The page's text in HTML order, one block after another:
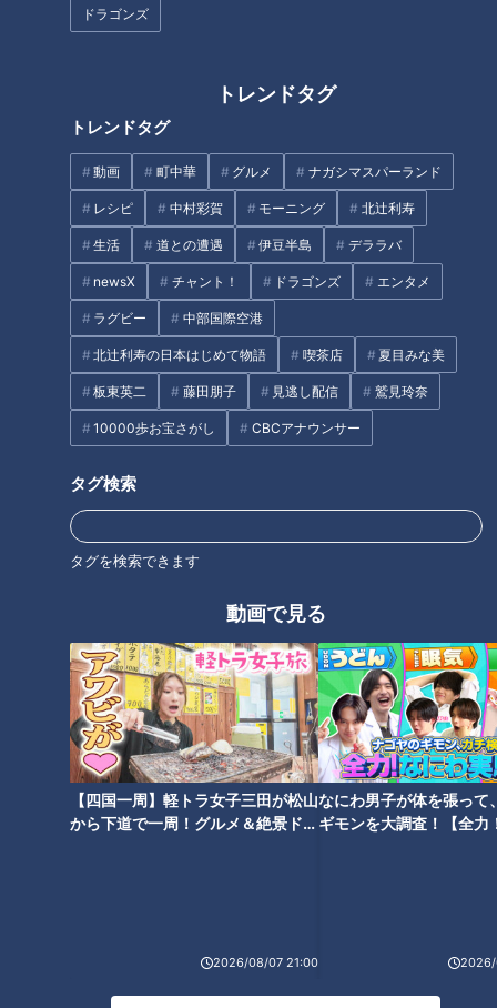
ドラゴンズ
トレンドタグ
トレンドタグ
動画 町中華 グルメ ナガシマスパーランド
レシピ 中村彩賀 モーニング 北辻利寿
生活 道との遭遇 伊豆半島 デララバ
newsX チャント！ ドラゴンズ エンタメ
ラグビー 中部国際空港
北辻利寿の日本はじめて物語 喫茶店 夏目みな美
板東英二 藤田朋子 見逃し配信 鷲見玲奈
10000歩お宝さがし CBCアナウンサー
タグ検索
タグを検索できます
動画で見る
【四国一周】軽トラ女子三田が松山
から下道で一周！グルメ＆絶景ドラ
2026/08/07 21:00
なにわ男子が体を張って
ギモンを大調査！【全力
2026/
した瞬間。 #若狭アナ #ドラフ
のうまいもの」は？ #夏目アナ
東海でオンエアのローカル番
組…峯岸みなみ「なんでか分か
らないけど身近な感じ」出演の
感想問われしっかり照れる
「アナウンサーを辞めようと思
っています」 局アナが純烈の
新メンバーに志願⁉リーダーに
直談判も可能性は「5％」？
タグ
チャント！ マヂカルラブリー 三重
オススメ関連コンテンツ
石丸幹二「すごい痩せました
ね！」…世界一楽なスクワッ
ト！？ダイエットのスペシャリ
ストに学ぶ「無理なくやせる方